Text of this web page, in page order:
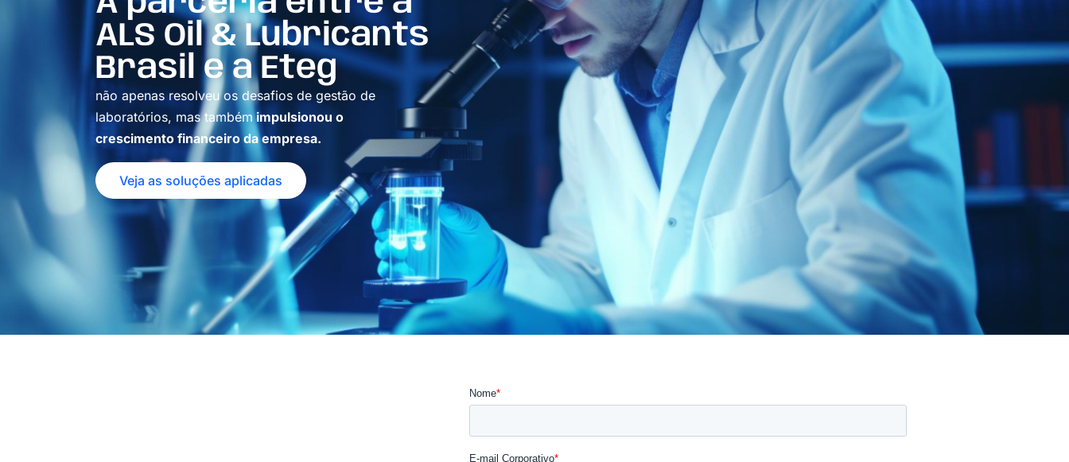
ALS Oil & Lubricants
Brasil e a Eteg
não apenas resolveu os desafios de gestão de
laboratórios, mas tambémimpulsionou o
crescimento financeiro da empresa.
Veja as soluções aplicadas